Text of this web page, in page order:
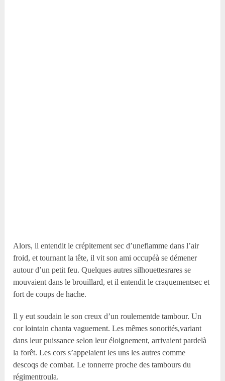
Alors, il entendit le crépitement sec d’uneflamme dans l’air
froid, et tournant la tête, il vit son ami occupéà se démener
autour d’un petit feu. Quelques autres silhouettesrares se
mouvaient dans le brouillard, et il entendit le craquementsec et
fort de coups de hache.
Il y eut soudain le son creux d’un roulementde tambour. Un
cor lointain chanta vaguement. Les mêmes sonorités,variant
dans leur puissance selon leur éloignement, arrivaient pardelà
la forêt. Les cors s’appelaient les uns les autres comme
descoqs de combat. Le tonnerre proche des tambours du
régimentroula.